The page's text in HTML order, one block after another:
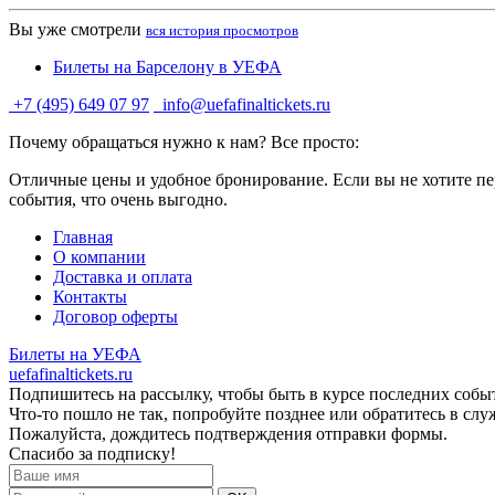
Вы уже смотрели вся история просмотров
Билеты на Барселону в УЕФА
+7 (495) 649 07 97
info@uefafinaltickets.ru
Почему обращаться нужно к нам? Все просто:
Отличные цены и удобное бронирование. Если вы не хотите
события, что очень выгодно.
Главная
О компании
Доставка и оплата
Контакты
Договор оферты
Билеты на УЕФА
uefafinaltickets.ru
Подпишитесь на рассылку, чтобы быть в курсе последних
Что-то пошло не так, попробуйте позднее или обратитесь в
Пожалуйста, дождитесь подтверждения отправки формы.
Спасибо за подписку!